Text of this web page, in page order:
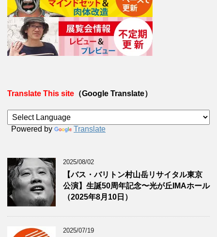
Translate This site （Google Translate）
Powered by Translate
2025/08/02
【バス・バリトン村山岳リサイタル東京
公演】生誕50周年記念〜光が丘IMAホール
（2025年8月10日）
2025/07/19